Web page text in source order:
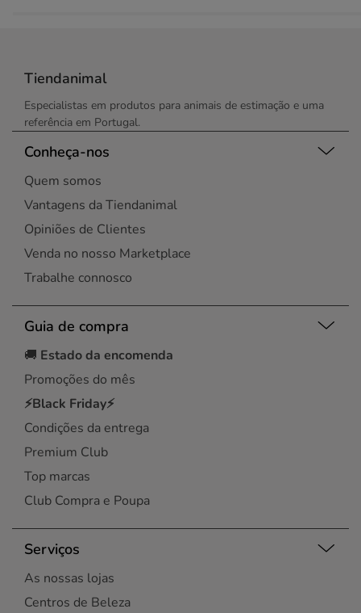
Tiendanimal
Especialistas em produtos para animais de estimação e uma
referência em Portugal.
Conheça-nos
Quem somos
Vantagens da Tiendanimal
Opiniões de Clientes
Venda no nosso Marketplace
Trabalhe connosco
Guia de compra
🚚 Estado da encomenda
Promoções do mês
⚡Black Friday⚡
Condições da entrega
Premium Club
Top marcas
Club Compra e Poupa
Serviços
As nossas lojas
Centros de Beleza